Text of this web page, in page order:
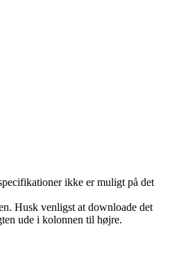
ikke er muligt på det
Husk venligst at downloade det
ude i kolonnen til højre.